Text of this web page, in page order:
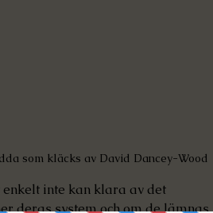
som kläcks av David Dancey-Wood
inte kan klara av det
deras system och om de lämnas